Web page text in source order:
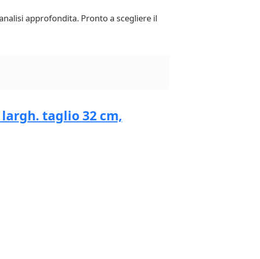
approfondita. Pronto a scegliere il
largh. taglio 32 cm,